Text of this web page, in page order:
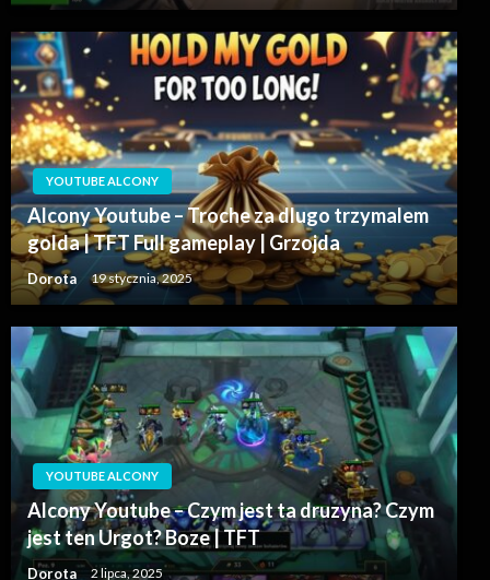
YOUTUBE ALCONY
Alcony Youtube – Troche za dlugo trzymalem
golda | TFT Full gameplay | Grzojda
Dorota 19 stycznia, 2025
YOUTUBE ALCONY
Alcony Youtube – Czym jest ta druzyna? Czym
jest ten Urgot? Boze | TFT
Dorota 2 lipca, 2025